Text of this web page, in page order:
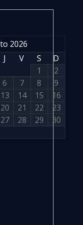
2026
J V S
D
1
2
6 7 8
9
13 14 15
16
20 21 22
23
27 28 29
30